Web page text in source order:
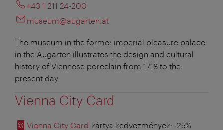
+43 1 211 24-200
museum@augarten.at
The museum in the former imperial pleasure palace
in the Augarten illustrates the design and cultural
history of Viennese porcelain from 1718 to the
present day.
Vienna City Card
Vienna City Card kártya kedvezmények: -25%